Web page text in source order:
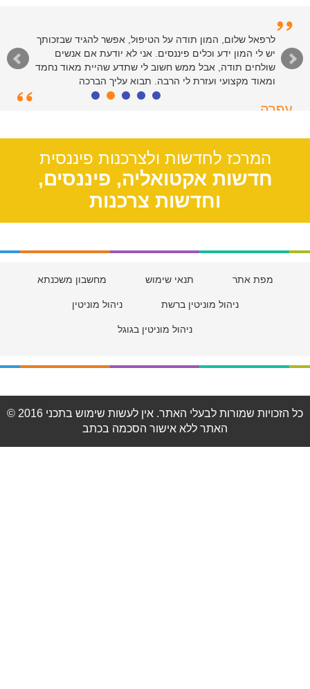
לרפאל שלום, המון תודה על הטיפול, אפשר להגיד שבזכותך
יש לי המון ידע וכלים פיננסים. אני לא יודעת אם אנשים
שולחים תודה, אבל ממש חשוב לי שתדע שהיית מאוד נחמד
ומאוד מקצועי ועזרת לי הרבה. תבוא עליך הברכה
עפרה
המרכז לחדשות ולצרכנות פיננסית
חדשות אקטואליה, פיננסים,
וחדשות צרכנות
מפת אתר תנאי שימוש מחשבון משכנתא
ניהול מוניטין ברשת ניהול מוניטין
ניהול מוניטין בגוגל
© 2016 כל הזכויות שמורות לבעלי האתר. אין לעשות שימוש בתכני
האתר ללא אישור הסכמה בכתב